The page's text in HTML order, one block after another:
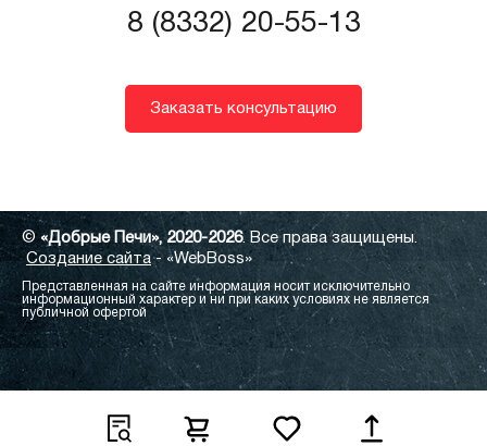
8 (8332) 20-55-13
Заказать консультацию
©«Добрые Печи», 2020-2026. Все права защищены.
Создание сайта- «WebBoss»
Представленная на сайте информация носит исключительно
информационный характер и ни при каких условиях не является
публичной офертой